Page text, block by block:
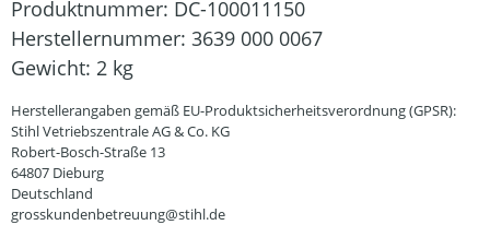
Produktnummer: DC-100011150
Herstellernummer: 3639 000 0067
Gewicht: 2 kg
Herstellerangaben gemäß EU-Produktsicherheitsverordnung (GPSR):
Stihl Vetriebszentrale AG & Co. KG
Robert-Bosch-Straße 13
64807 Dieburg
Deutschland
grosskundenbetreuung@stihl.de